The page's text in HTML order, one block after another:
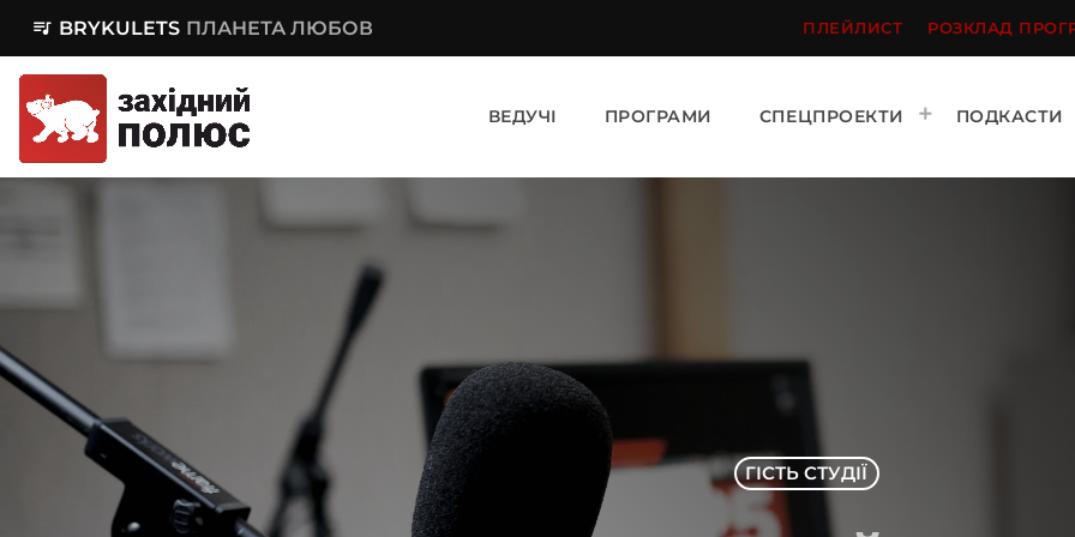
queue_music BRYKULETS ПЛАНЕТА ЛЮБОВ ПЛЕЙЛИСТ РОЗКЛАД
ВЕДУЧІ ПРОГРАМИ СПЕЦПРОЕКТИ ПОДКАСТИ
ГІСТЬ СТУДІЇ